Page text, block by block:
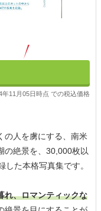
11月05日時点 での税込価格
の人を虜にする、南米
の絶景を、30,000枚以
た本格写真集です。
れ、ロマンティックな